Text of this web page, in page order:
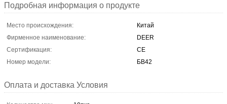
Подробная информация о продукте
Место происхождения:
Китай
Фирменное наименование:
DEER
Сертификация:
CE
Номер модели:
БВ42
Оплата и доставка Условия